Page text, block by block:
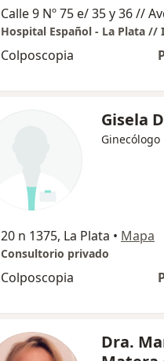
Colposcopia
Gisela
Ginecólogo
20 n 1375, La Plata • Mapa
Consultorio privado
Colposcopia
Dra.